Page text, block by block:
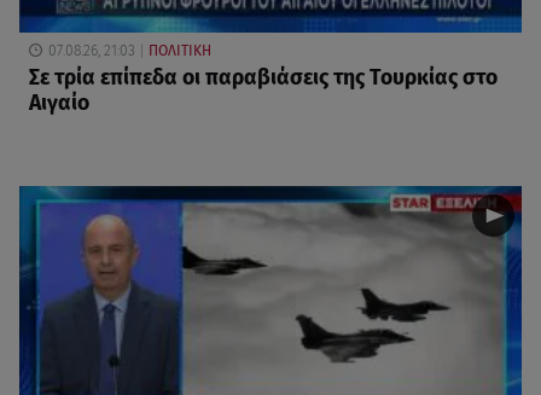
07.08.26, 21:03 ΠΟΛΙΤΙΚΗ
Σε τρία επίπεδα οι παραβιάσεις της Τουρκίας στο
Αιγαίο